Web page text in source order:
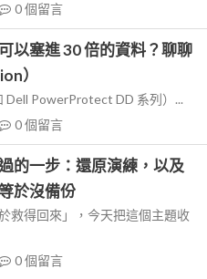
0個留言
以塞進 30 倍的資料？聊聊
）
PowerProtect DD 系列）...
0個留言
的一步：還原演練，以及
於沒備份
救得回來」，今天把這個主題收
0個留言